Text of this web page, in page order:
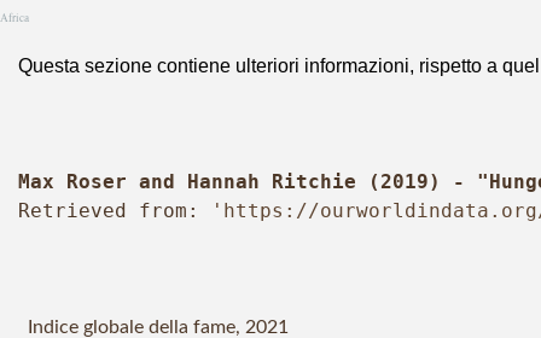
Africa
Questa sezione contiene ulteriori informazioni, rispetto a
Max Roser and Hannah Ritchie (2019) -
Retrieved from:
' https://ourworldindata.org/
Indice globale della fame, 2021